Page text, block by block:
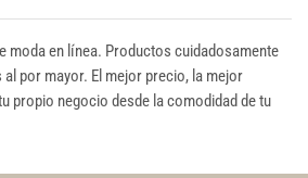
moda en línea. Productos cuidadosamente
por mayor. El mejor precio, la mejor
propio negocio desde la comodidad de tu